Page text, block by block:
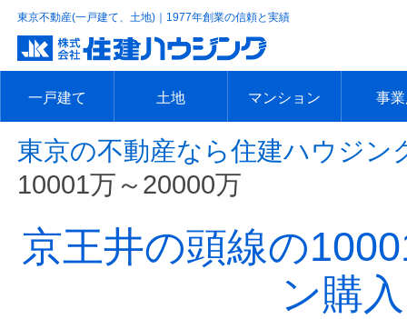
東京不動産(一戸建て、土地)｜1977年創業の信頼と実績
一戸建て
エリアで探す
沿線で探す
新築一戸建て
中古一戸建て
本日の新着物件
今週の新着物件
土地
エリアで探す
沿線で探す
本日の新着物件
今週の新着物件
マンション
エリアで探す
沿線で探す
本日の新着物件
今週の新着物件
事
エリア
沿線で
本日の
今週の
東京の不動産なら住建ハウジン
10001万～20000万
京王井の頭線の
ン購